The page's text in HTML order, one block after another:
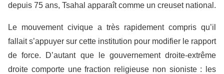
depuis 75 ans, Tsahal apparaît comme un creuset national.
Le mouvement civique a très rapidement compris qu’il
fallait s’appuyer sur cette institution pour modifier le rapport
de force. D’autant que le gouvernement droite-extrême
droite comporte une fraction religieuse non sioniste : les